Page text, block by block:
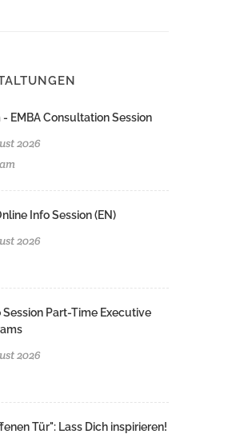
EMBA Consultation Session
2026
Info Session (EN)
2026
Session Part-Time Executive
2026
Tür": Lass Dich inspirieren!